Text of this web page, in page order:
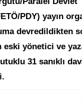
PDY) yayın
devredildikten
yönetici ve
31 sanıklı